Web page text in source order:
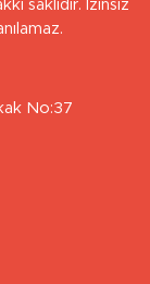
saklıdır. İzinsiz
No:37